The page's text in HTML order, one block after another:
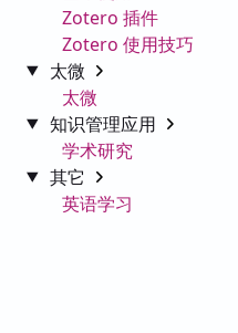
Zotero 插件
Zotero 使用技巧
太微
太微
知识管理应用
学术研究
其它
英语学习